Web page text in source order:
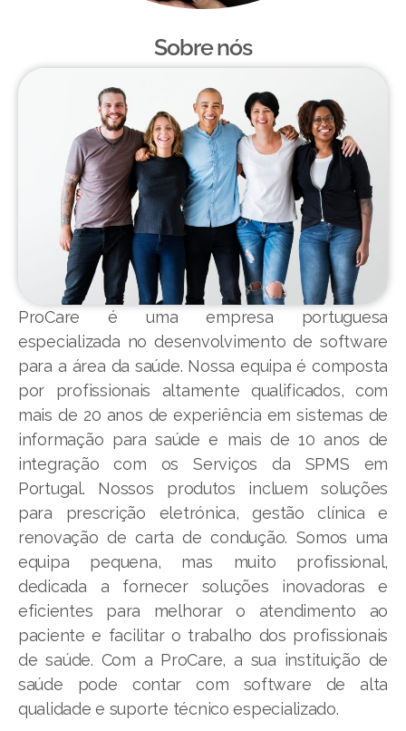
Sobre nós
ProCare é uma empresa portuguesa
especializada no desenvolvimento de software
para a área da saúde. Nossa equipa é composta
por profissionais altamente qualificados, com
mais de 20 anos de experiência em sistemas de
informação para saúde e mais de 10 anos de
integração com os Serviços da SPMS em
Portugal. Nossos produtos incluem soluções
para prescrição eletrónica, gestão clínica e
renovação de carta de condução. Somos uma
equipa pequena, mas muito profissional,
dedicada a fornecer soluções inovadoras e
eficientes para melhorar o atendimento ao
paciente e facilitar o trabalho dos profissionais
de saúde. Com a ProCare, a sua instituição de
saúde pode contar com software de alta
qualidade e suporte técnico especializado.